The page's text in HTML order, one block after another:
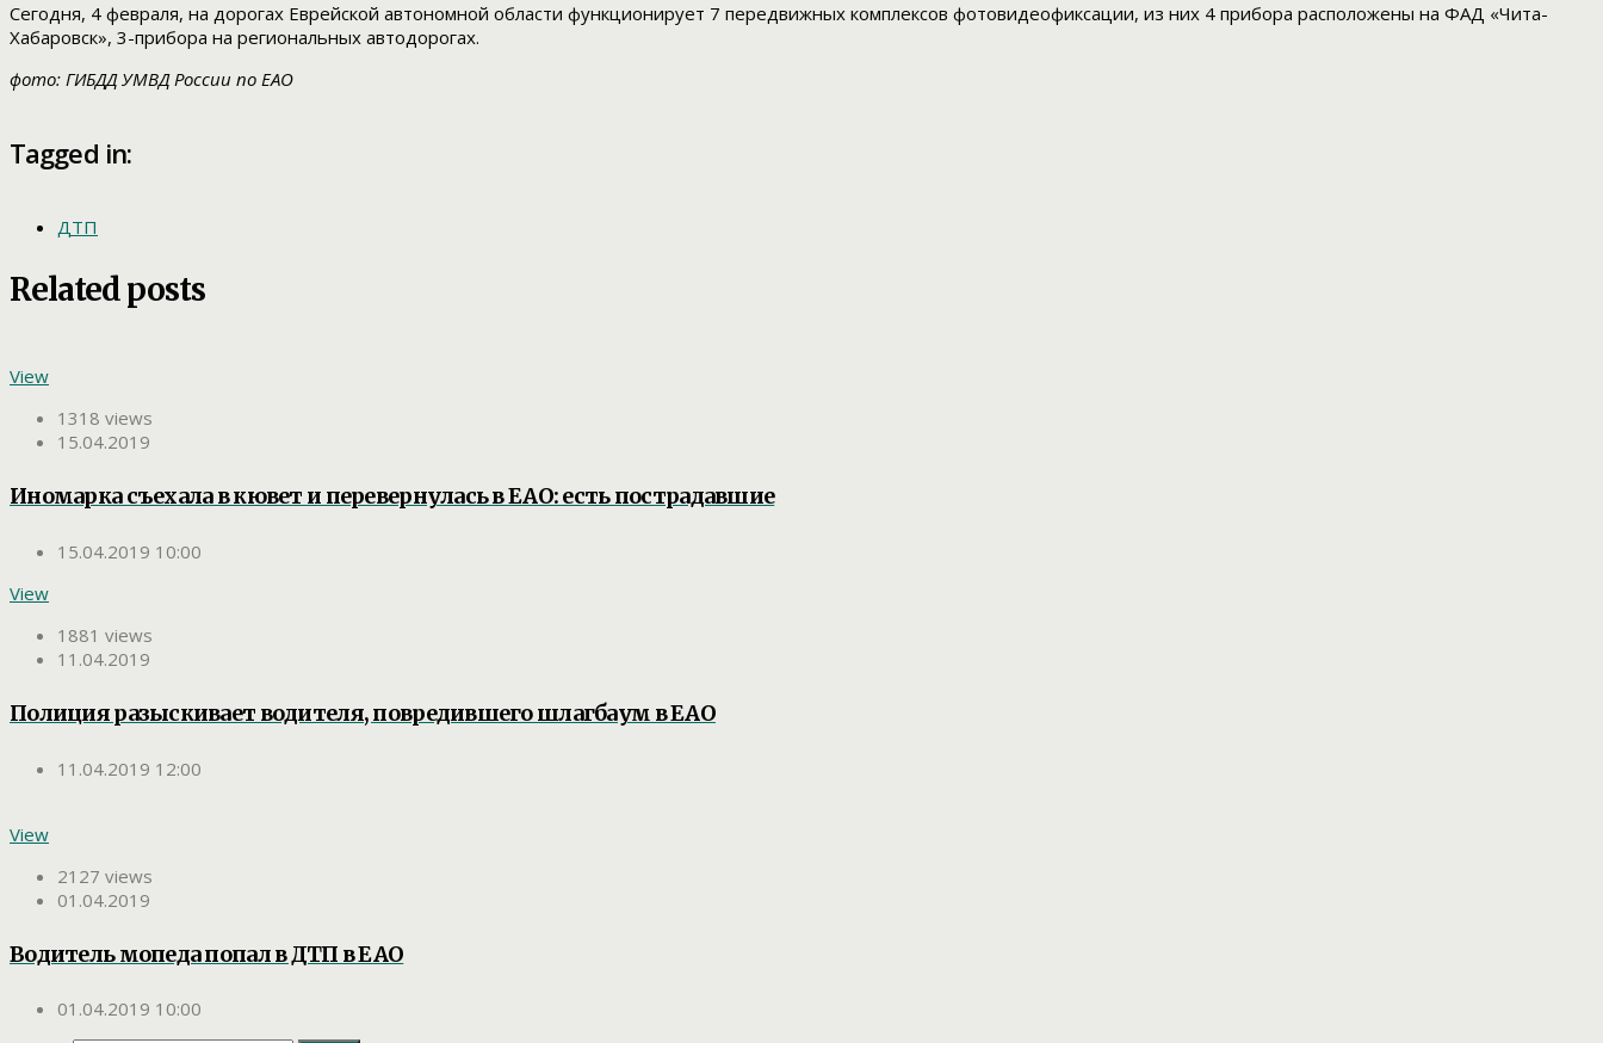
Сегодня, 4 февраля, на дорогах Еврейской автономной области функционирует 7 передвижных комплексов фотовидеофиксации, из них 4 прибора расположены на ФАД «Чита-
Хабаровск», 3-прибора на региональных автодорогах.
фото: ГИБДД УМВД России по ЕАО
Tagged in:
ДТП
Related posts
View
1318 views
15.04.2019
Иномарка съехала в кювет и перевернулась в ЕАО: есть пострадавшие
15.04.2019 10:00
View
1881 views
11.04.2019
Полиция разыскивает водителя, повредившего шлагбаум в ЕАО
11.04.2019 12:00
View
2127 views
01.04.2019
Водитель мопеда попал в ДТП в ЕАО
01.04.2019 10:00